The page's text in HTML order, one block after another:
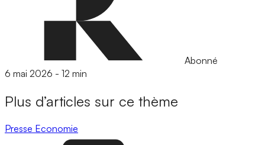
Abonné
6 mai 2026 - 12 min
Plus d’articles sur ce thème
Presse Economie